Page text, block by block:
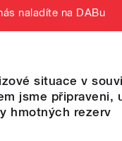
naladíte na DABu
situace v
jsme připraveni,
hmotných rezerv